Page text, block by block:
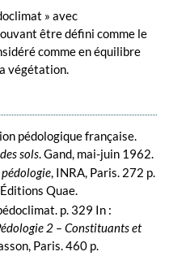
» avec
être défini comme le
comme en équilibre
végétation.
pédologique française.
sols. Gand, mai-juin 1962.
, INRA, Paris. 272 p.
Quae.
p. 329 In :
2 – Constituants et
Paris. 460 p.